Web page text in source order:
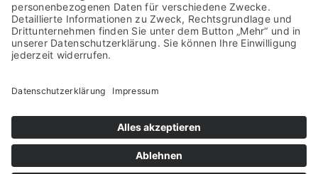
Internet: www.spedition-fieger.de